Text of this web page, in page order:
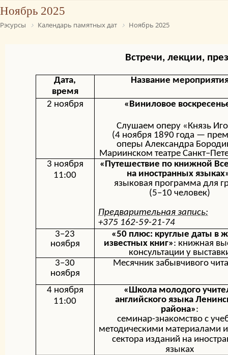
Ноябрь 2025
Рэсурсы Календарь памятных дат Ноябрь 2025
Встречи, лекции,
Дата,
время
Название
2 ноября «Виниловое
Слушаем оперу «Князь
(4 ноября 1890 года —
оперы Александра
Мариинском театре
3 ноября
11:00
«Путешествие по книжной
на иностранных
языковая программа для
(5–10 человек)
Предварительная запись:
+375 162-59-21-74
3–23
ноября
«50 плюс: круглые даты в
известных книг»: книжная
консультации у
3–30
ноября
Месячник забывчивого
4 ноября
11:00
«Школа молодого
английского языка
района»:
семинар-знакомство с
методическими материалами
сектора изданий на
языках